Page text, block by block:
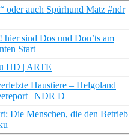
oder auch Spürhund Matz #ndr
sind Dos und Don’ts am
Start
HD | ARTE
Haustiere – Helgoland
| NDR D
Die Menschen, die den Betrieb